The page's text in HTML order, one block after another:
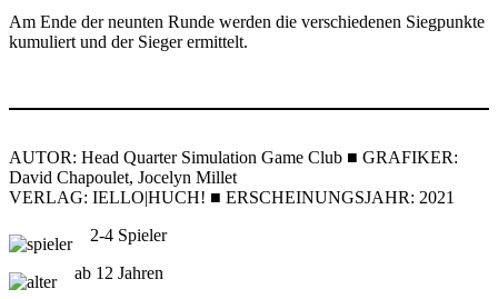
Am Ende der neunten Runde werden die verschiedenen Siegpunkte
kumuliert und der Sieger ermittelt.
AUTOR: Head Quarter Simulation Game Club ■ GRAFIKER:
David Chapoulet, Jocelyn Millet
VERLAG: IELLO|HUCH! ■ ERSCHEINUNGSJAHR: 2021
2-4 Spieler
ab 12 Jahren